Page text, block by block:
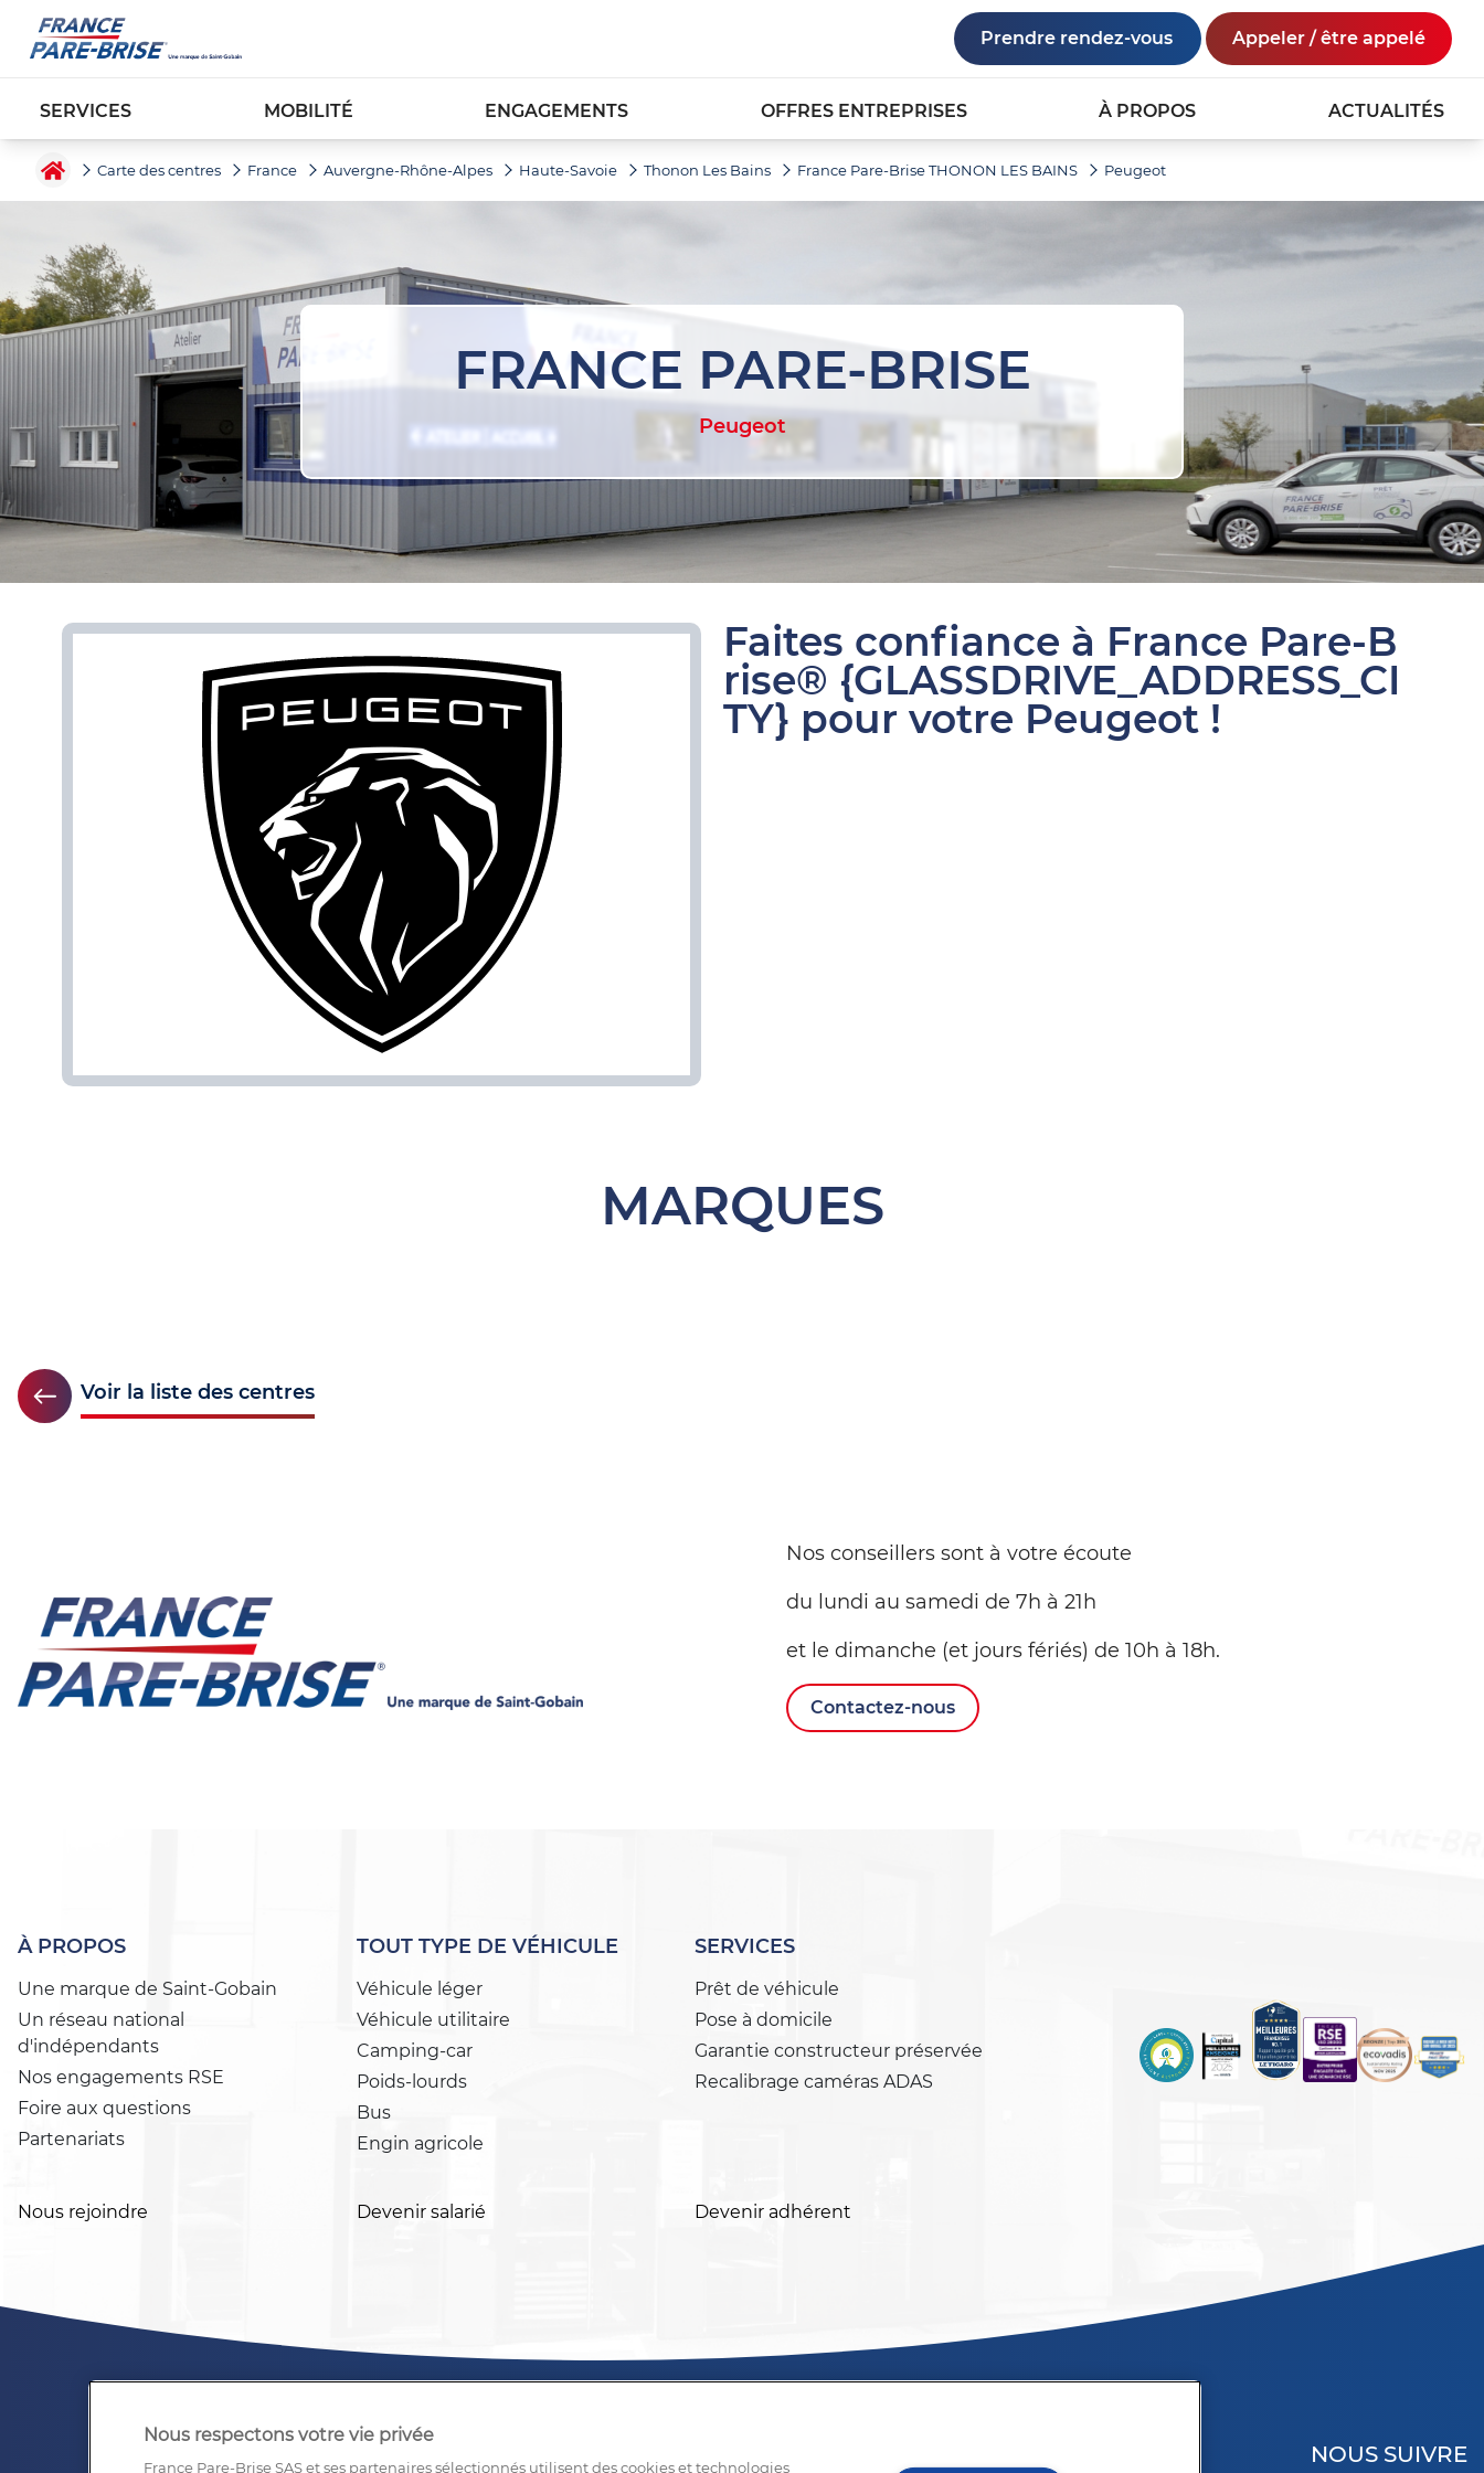
Prendre rendez-vous Appeler / être appelé
SERVICES MOBILITÉ ENGAGEMENTS OFFRES ENTREPRISES À PROPOS ACTUALITÉS
Carte des centres France Auvergne-Rhône-Alpes Haute-Savoie Thonon Les Bains France Pare-Brise THONON LES BAINS Peugeot
FRANCE PARE-BRISE
Peugeot
Faites confiance à France Pare-B
rise® {GLASSDRIVE_ADDRESS_CI
TY} pour votre Peugeot !
MARQUES
Voir la liste des centres
Nos conseillers sont à votre écoute
du lundi au samedi de 7h à 21h
et le dimanche (et jours fériés) de 10h à 18h.
Contactez-nous
À PROPOS
Une marque de Saint-Gobain
Un réseau national
d'indépendants
Nos engagements RSE
Foire aux questions
Partenariats
TOUT TYPE DE VÉHICULE
Véhicule léger
Véhicule utilitaire
Camping-car
Poids-lourds
Bus
Engin agricole
SERVICES
Prêt de véhicule
Pose à domicile
Garantie constructeur préservée
Recalibrage caméras ADAS
Nous rejoindre Devenir salarié Devenir adhérent
NOUS SUIVRE
Nous respectons votre vie privée
France Pare-Brise SAS et ses partenaires sélectionnés utilisent des cookies et technologies